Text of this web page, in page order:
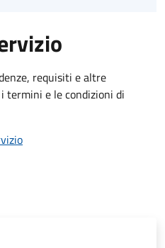
requisiti e altre
termini e le condizioni di